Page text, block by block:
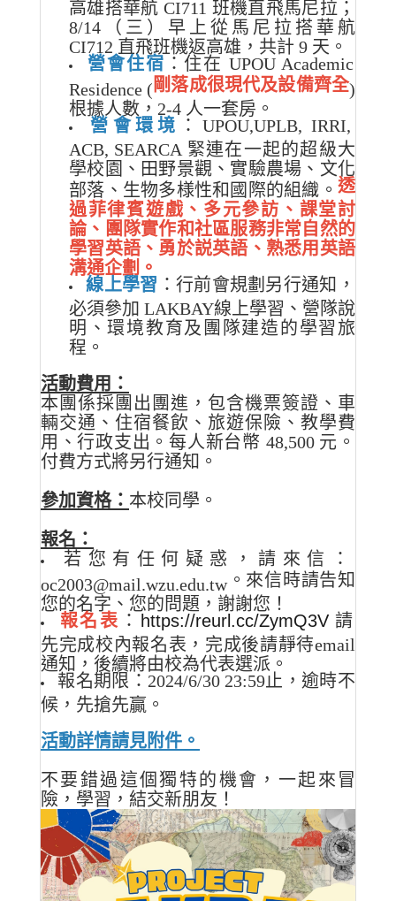
高雄搭華航 CI711 班機直飛馬尼拉；
8/14（三）早上從馬尼拉搭華航
CI712 直飛班機返高雄，共計 9 天。
營會住宿 ：住在 UPOU Academic
Residence ( 剛落成很現代及設備齊全)
根據人數，2-4 人一套房。
營會環境 ：UPOU,UPLB, IRRI,
ACB, SEARCA 緊連在一起的超級大
學校園、田野景觀、實驗農場、文化
部落、生物多様性和國際的組織。 透
過菲律賓遊戲、多元參訪、課堂討
論、團隊實作和社區服務非常自然的
學習英語、勇於説英語、熟悉用英語
溝通企劃。
線上學習 ：行前會規劃另行通知，
必須參加 LAKBAY線上學習、營隊說
明、環境教育及團隊建造的學習旅
程。
活動費用：
本團係採團出團進，包含機票簽證、車
輛交通、住宿餐飲、旅遊保險、教學費
用、行政支出。每人新台幣 48,500 元。
付費方式將另行通知。
參加資格： 本校同學。
報名：
若您有任何疑惑，請來信：
oc2003@mail.wzu.edu.tw。 來信時請告知
您的名字、您的問題，謝謝您！
報名表 ： https://reurl.cc/ZymQ3V請
先完成校內報名表，完成後請靜待email
通知，後續將由校為代表選派。
報名期限：2024/6/30 23:59止，逾時不
候，先搶先贏。
活動詳情請見附件。
不要錯過這個獨特的機會，一起來冒
險，學習，結交新朋友！